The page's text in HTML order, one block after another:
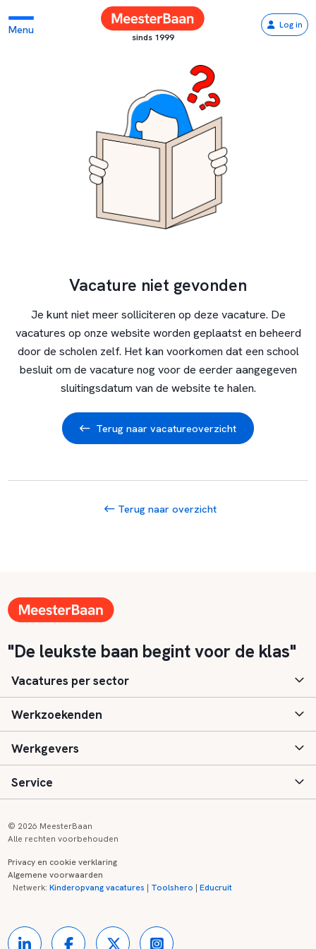
Menu
sinds 1999
Log in
Vacature niet gevonden
Je kunt niet meer solliciteren op deze vacature. De
vacatures op onze website worden geplaatst en beheerd
door de scholen zelf. Het kan voorkomen dat een school
besluit om de vacature nog voor de eerder aangegeven
sluitingsdatum van de website te halen.
Terug naar vacatureoverzicht
Terug naar overzicht
"De leukste baan begint voor de klas"
Vacatures per sector
Basisonderwijs
Speciaal (basis) onderwijs
Voortgezet onderwijs
Kinderopvang
Werkzoekenden
Aanmelden
Vacatures
Zij-instroom informatie
Werkgevers
Inloggen
Registreren
Service
Onderwijs links
© 2026 MeesterBaan
Alle rechten voorbehouden
Privacy en cookie verklaring
Algemene voorwaarden
Netwerk:Kinderopvang vacatures | Toolshero |Educruit